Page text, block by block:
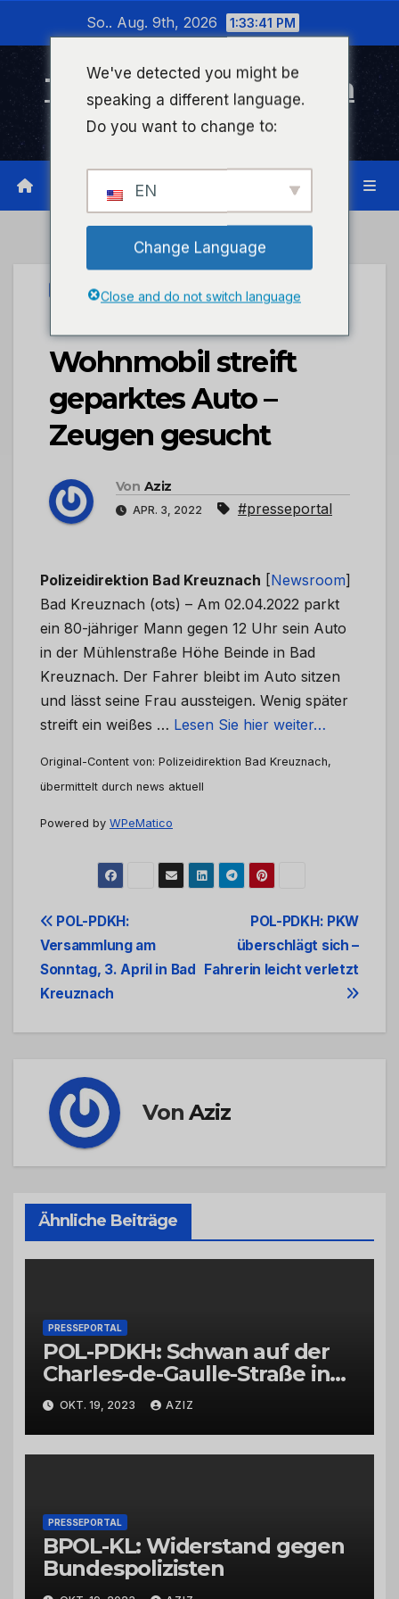
wechseln
So.. Aug. 9th, 2026 1:33:41 PM
Timeline Bad Kreuznach
Infonetzwerk für Bad Kreuznach
PRESSEPORTAL
POL-PDKH:
Wohnmobil streift
geparktes Auto –
Zeugen gesucht
Von Aziz
APR. 3, 2022 #presseportal
Polizeidirektion Bad Kreuznach [Newsroom]
Bad Kreuznach (ots) – Am 02.04.2022 parkt
ein 80-jähriger Mann gegen 12 Uhr sein Auto
in der Mühlenstraße Höhe Beinde in Bad
Kreuznach. Der Fahrer bleibt im Auto sitzen
und lässt seine Frau aussteigen. Wenig später
streift ein weißes … Lesen Sie hier weiter…
Original-Content von: Polizeidirektion Bad Kreuznach,
übermittelt durch news aktuell
Powered by WPeMatico
Beitrags-
Navigation
POL-PDKH: PKW
überschlägt sich –
Fahrerin leicht verletzt
POL-PDKH:
Versammlung am
Sonntag, 3. April in Bad
Kreuznach
VonAziz
Ähnliche Beiträge
PRESSEPORTAL
POL-PDKH: Schwan auf der
Charles-de-Gaulle-Straße in
Bad Kreuznach beeinflusst
Feierabendverkehr
OKT. 19, 2023 AZIZ
PRESSEPORTAL
BPOL-KL: Widerstand gegen
Bundespolizisten
We've detected you might be
speaking a different language.
Do you want to change to:
EN
Change Language
Close and do not switch language